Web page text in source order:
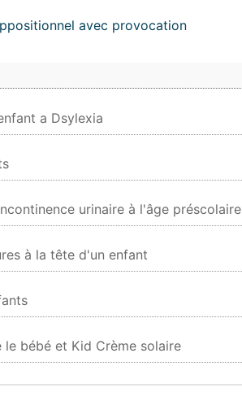
avec provocation
a Dsylexia
urinaire à l'âge préscolaire
à la tête d'un enfant
bébé et Kid Crème solaire